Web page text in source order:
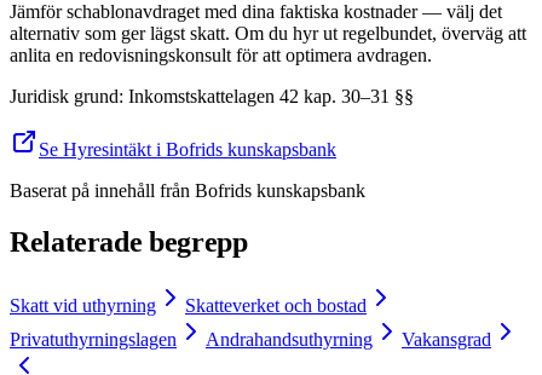
Jämför schablonavdraget med dina faktiska kostnader — välj det
alternativ som ger lägst skatt. Om du hyr ut regelbundet, överväg att
anlita en redovisningskonsult för att optimera avdragen.
Juridisk grund: Inkomstskattelagen 42 kap. 30–31 §§
Se Hyresintäkt i Bofrids kunskapsbank
Baserat på innehåll från Bofrids kunskapsbank
Relaterade begrepp
Skatt vid uthyrning
Skatteverket och bostad
Privatuthyrningslagen
Andrahandsuthyrning Vakansgrad